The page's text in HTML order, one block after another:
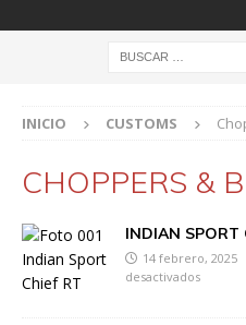
INICIO CUSTOMS
CHOPPERS &
INDIAN SPORT
14 febrero, 2025
desactivados